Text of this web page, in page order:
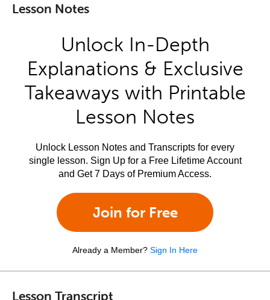
Lesson Notes
Unlock In-Depth
Explanations & Exclusive
Takeaways with Printable
Lesson Notes
Unlock Lesson Notes and Transcripts for every
single lesson. Sign Up for a Free Lifetime Account
and Get 7 Days of Premium Access.
Join for Free
Already a Member? Sign In Here
Lesson Transcript